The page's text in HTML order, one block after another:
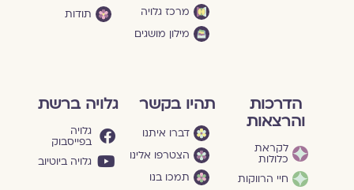
מרכז גלויה
מילון מושגים
תודות
הדרכות
והרצאות
לקראת
כלולות
חיי הרווקות
תהיו בקשר
דברו איתנו
הצטרפו אלינו
תמכו בנו
גלויה ברשת
גלויה
בפייסבוק
גלויה ביוטיוב